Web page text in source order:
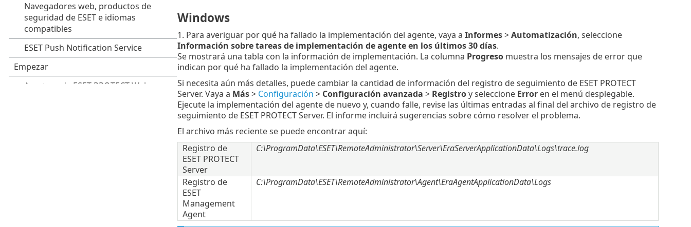
Windows
1. Para averiguar por qué ha fallado la implementación del agente, vaya a Informes>Automatización, seleccione
Información sobre tareas de implementación de agente en los últimos 30 días.
Se mostrará una tabla con la información de implementación. La columna Progresomuestra los mensajes de error que
indican por qué ha fallado la implementación del agente.
Si necesita aún más detalles, puede cambiar la cantidad de información del registro de seguimiento de ESET PROTECT
Server. Vaya a Más> Configuración > Configuración avanzada > Registroy seleccione Erroren el menú desplegable.
Ejecute la implementación del agente de nuevo y, cuando falle, revise las últimas entradas al final del archivo de registro de
seguimiento de ESET PROTECT Server. El informe incluirá sugerencias sobre cómo resolver el problema.
El archivo más reciente se puede encontrar aquí:
Registro de
ESET PROTECT
Server
C:\ProgramData\ESET\RemoteAdministrator\Server\EraServerApplicationData\Logs\trace.log
Registro de
ESET
Management
Agent
C:\ProgramData\ESET\RemoteAdministrator\Agent\EraAgentApplicationData\Logs